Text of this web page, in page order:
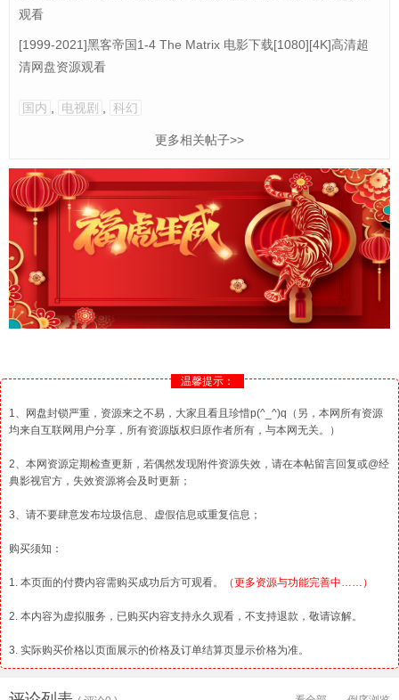
观看
[1999-2021]黑客帝国1-4 The Matrix 电影下载[1080][4K]高清超
清网盘资源观看
国内 电视剧 科幻
更多相关帖子>>
温馨提示：
1、网盘封锁严重，资源来之不易，大家且看且珍惜p(^_^)q（另，本网所有资源
均来自互联网用户分享，所有资源版权归原作者所有，与本网无关。）
2、本网资源定期检查更新，若偶然发现附件资源失效，请在本帖留言回复或@经
典影视官方，失效资源将会及时更新；
3、请不要肆意发布垃圾信息、虚假信息或重复信息；
购买须知：
1. 本页面的付费内容需购买成功后方可观看。 （更多资源与功能完善中……）
2. 本内容为虚拟服务，已购买内容支持永久观看，不支持退款，敬请谅解。
3. 实际购买价格以页面展示的价格及订单结算页显示价格为准。